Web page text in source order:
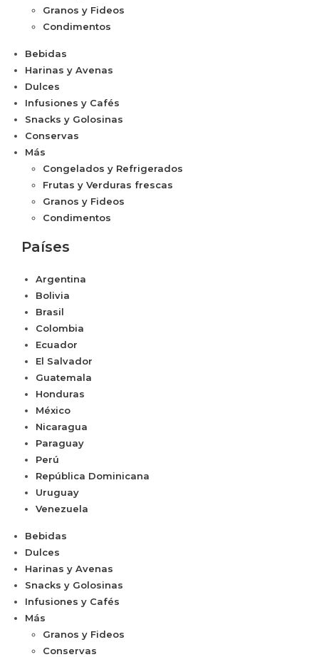
Granos y Fideos
Condimentos
Bebidas
Harinas y Avenas
Dulces
Infusiones y Cafés
Snacks y Golosinas
Conservas
Más
Congelados y Refrigerados
Frutas y Verduras frescas
Granos y Fideos
Condimentos
Países
Argentina
Bolivia
Brasil
Colombia
Ecuador
El Salvador
Guatemala
Honduras
México
Nicaragua
Paraguay
Perú
República Dominicana
Uruguay
Venezuela
Bebidas
Dulces
Harinas y Avenas
Snacks y Golosinas
Infusiones y Cafés
Más
Granos y Fideos
Conservas